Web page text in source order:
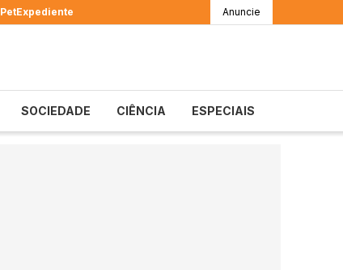
PetExpediente Anuncie
SOCIEDADE CIÊNCIA ESPECIAIS